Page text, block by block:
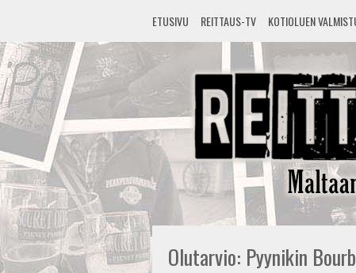
ETUSIVU REITTAUS-TV KOTIOLUEN
Olutarvio: Pyynikin